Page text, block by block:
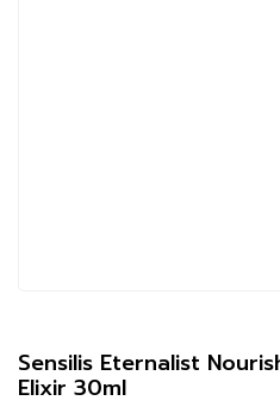
Sensilis Eternalist
Elixir 30ml